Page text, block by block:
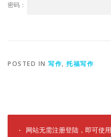
密码：
POSTED IN 写作, 托福写作
· 网站无需注册登陆，即可使用